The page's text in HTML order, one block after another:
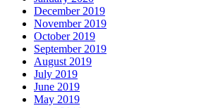
December 2019
November 2019
October 2019
September 2019
August 2019
July 2019
June 2019
May 2019